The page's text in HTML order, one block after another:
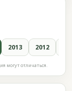
2013 2012
могут отличаться.